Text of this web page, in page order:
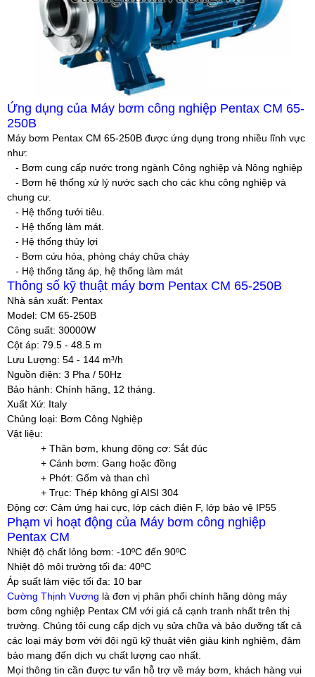
Ứng dụng của Máy bơm công nghiệp Pentax CM 65-
250B
Máy bơm Pentax CM 65-250B được ứng dụng trong nhiều lĩnh vực
như:
- Bơm cung cấp nước trong ngành Công nghiệp và Nông nghiệp
- Bơm hệ thống xử lý nước sạch cho các khu công nghiệp và
chung cư.
- Hệ thống tưới tiêu.
- Hệ thống làm mát.
- Hệ thống thủy lợi
- Bơm cứu hỏa, phòng cháy chữa cháy
- Hệ thống tăng áp, hệ thống làm mát
Thông số kỹ thuật máy bơm Pentax CM 65-250B
Nhà sản xuất: Pentax
Model: CM 65-250B
Công suất: 30000W
Cột áp: 79.5 - 48.5 m
Lưu Lượng: 54 - 144 m³/h
Nguồn điện: 3 Pha / 50Hz
Bảo hành: Chính hãng, 12 tháng.
Xuất Xứ: Italy
Chủng loại: Bơm Công Nghiệp
Vật liệu:
+ Thân bơm, khung động cơ: Sắt đúc
+ Cánh bơm: Gang hoặc đồng
+ Phớt: Gốm và than chì
+ Trục: Thép không gỉ AISI 304
Động cơ: Cảm ứng hai cực, lớp cách điện F, lớp bảo vệ IP55
Phạm vi hoạt động của Máy bơm công nghiệp
Pentax CM
Nhiệt độ chất lỏng bơm: -10ºC đến 90ºC
Nhiệt độ môi trường tối đa: 40ºC
Áp suất làm việc tối đa: 10 bar
Cường Thịnh Vương là đơn vị phân phối chính hãng dòng máy
bơm công nghiệp Pentax CM với giá cả cạnh tranh nhất trên thị
trường. Chúng tôi cung cấp dịch vụ sửa chữa và bảo dưỡng tất cả
các loại máy bơm với đội ngũ kỹ thuật viên giàu kinh nghiệm, đảm
bảo mang đến dịch vụ chất lượng cao nhất.
Mọi thông tin cần được tư vấn hỗ trợ về máy bơm, khách hàng vui